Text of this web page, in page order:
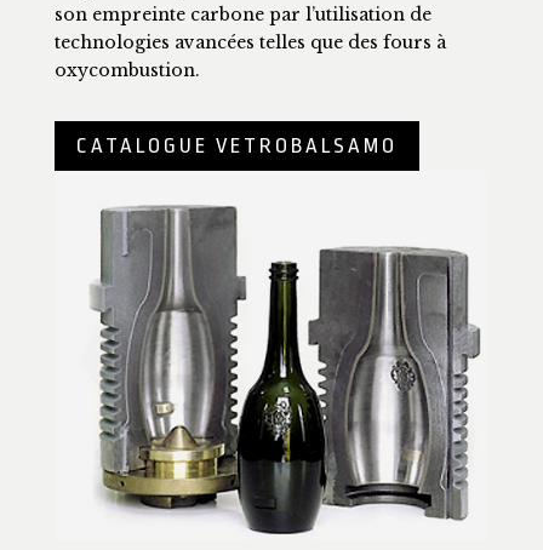
son empreinte carbone par l’utilisation de
technologies avancées telles que des fours à
oxycombustion.
CATALOGUE VETROBALSAMO